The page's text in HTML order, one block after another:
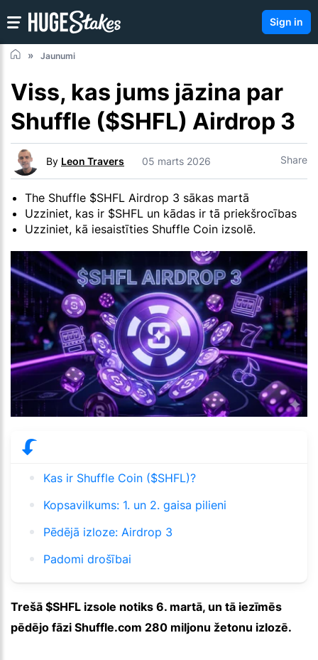
Sign in
Jaunumi
Viss, kas jums jāzina par
Shuffle ($SHFL) Airdrop 3
By Leon Travers 05 marts 2026 Share
The Shuffle $SHFL Airdrop 3 sākas martā
Uzziniet, kas ir $SHFL un kādas ir tā priekšrocības
Uzziniet, kā iesaistīties Shuffle Coin izsolē.
Kas ir Shuffle Coin ($SHFL)?
Kopsavilkums: 1. un 2. gaisa pilieni
Pēdējā izloze: Airdrop 3
Padomi drošībai
Trešā $SHFL izsole notiks 6. martā, un tā iezīmēs
pēdējo fāzi Shuffle.com 280 miljonu žetonu izlozē.